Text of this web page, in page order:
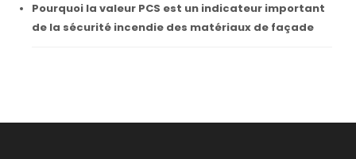
Pourquoi la valeur PCS est un indicateur important
de la sécurité incendie des matériaux de façade